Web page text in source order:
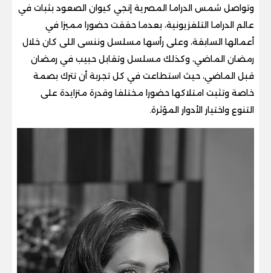
وتواصل شمس الدراما المصرية إنجي كيوان الصعود بثبات في
عالم الدراما التلفزيونية، بعدما حققت حضورا مميزا في
أعمالها السابقة، وعلى رأسها مسلسل وننسى اللى كان خلال
رمضان الماضي، وكذلك مسلسل وتقابل حبيب في رمضان
قبل الماضي، حيث استطاعت في كل تجربة أن تترك بصمة
خاصة وتثبت امتلاكها حضورا مختلفا وقدرة متزايدة على
التنوع واختيار الأدوار المؤثرة.